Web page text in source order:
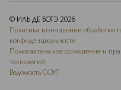
© ИЛЬ ДЕ БОТЭ 2026
Политика в отношении обработки
конфиденциальности
Пользовательское соглашение и
технологий
Ведомость СОУТ